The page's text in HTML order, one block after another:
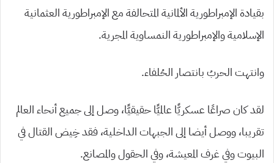
بقيادة الإمبراطورية الألمانية المتحالفة مع الإمبراطورية العثمانية
الإسلامية والإمبراطورية النمساوية المجرية.
وانتهت الحربُ بانتصار الحُلفاء.
لقد كان صراعًا عسكريًّا عالميًّا حقيقيًّا، وصل إلى جميع أنحاء العالم
تقريبا، ووصل أيضا إلى الجبهات الداخلية، فقد خِيض القتال في
البيوت وفي غرف المعيشة، وفي الحقول والمصانع.